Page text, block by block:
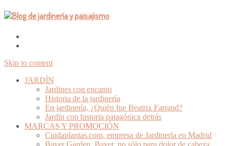
Skip to content
JARDÍN
Jardines con encanto
Historia de la jardinería
En jardinería, ¿Quién fue Beatrix Farrand?
Jardín con historia patagónica detrás
MARCAS Y PROMOCIÓN
Cuidaplantas.com, empresa de Jardinería en Madrid
Bayer Garden. Bayer, no sólo para dolor de cabeza